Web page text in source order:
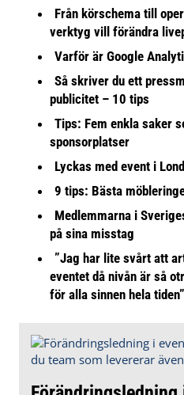
Från körschema till
verktyg vill förändra
Varför är Google
Så skriver du ett
publicitet – 10 tips
Tips: Fem enkla saker
sponsorplatser
Lyckas med event i
9 tips: Bästa
Medlemmarna i
på sina misstag
”Jag har lite svårt att
eventet då nivån är så
för alla sinnen hela tiden”